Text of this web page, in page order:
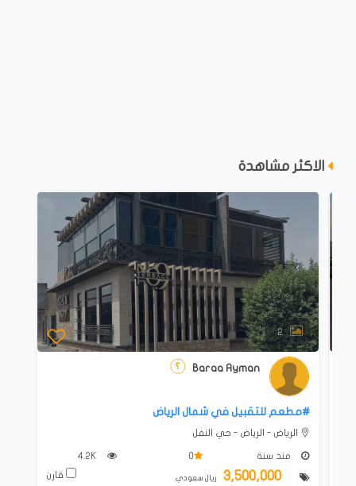
الاكثر مشاهدة
2
Baraa Ayman
#‎مطعم للتقبيل في شمال الرياض
الرياض - الرياض - حي النفل
منذ سنة 0
3,500,000 ريال سعودي قارن